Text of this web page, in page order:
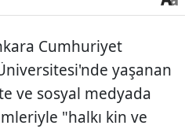
Cumhuriyet
yaşanan
ve sosyal medyada
"halkı kin ve